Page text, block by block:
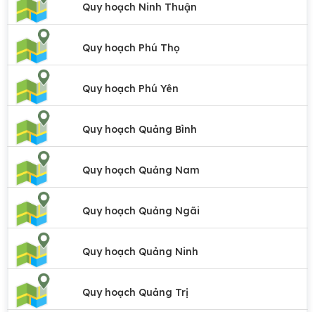
Quy hoạch Ninh Thuận
Quy hoạch Phú Thọ
Quy hoạch Phú Yên
Quy hoạch Quảng Bình
Quy hoạch Quảng Nam
Quy hoạch Quảng Ngãi
Quy hoạch Quảng Ninh
Quy hoạch Quảng Trị